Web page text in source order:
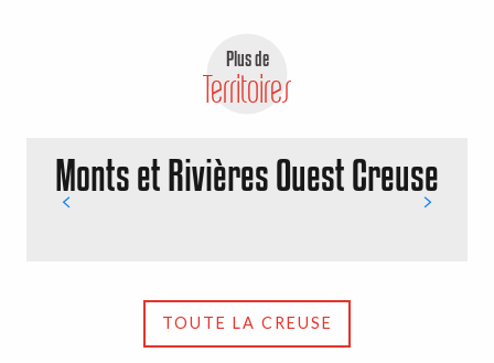
Plus de
Territoires
Monts et Rivières Ouest Creuse
TOUTE LA CREUSE